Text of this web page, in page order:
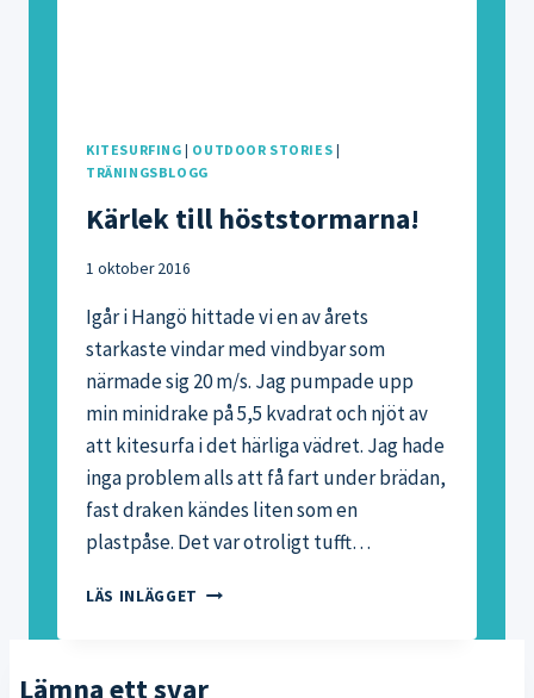
KITESURFING | OUTDOOR STORIES |
TRÄNINGSBLOGG
Kärlek till höststormarna!
1 oktober 2016
Igår i Hangö hittade vi en av årets
starkaste vindar med vindbyar som
närmade sig 20 m/s. Jag pumpade upp
min minidrake på 5,5 kvadrat och njöt av
att kitesurfa i det härliga vädret. Jag hade
inga problem alls att få fart under brädan,
fast draken kändes liten som en
plastpåse. Det var otroligt tufft…
LÄS INLÄGGET KÄRLEK
Lämna ett svar